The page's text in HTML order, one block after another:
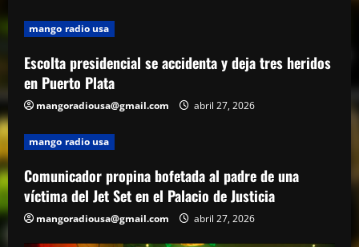
Escolta presidencial se accidenta y deja
abril 27, 2026
3
Comunicador propina bofetada al padre
de una víctima del Jet Set en el Palacio
de Justicia
abril 27, 2026
mango radio usa
Escolta presidencial se accidenta y deja tres heridos
en Puerto Plata
mangoradiousa@gmail.com abril 27, 2026
mango radio usa
Comunicador propina bofetada al padre de una
víctima del Jet Set en el Palacio de Justicia
mangoradiousa@gmail.com abril 27, 2026